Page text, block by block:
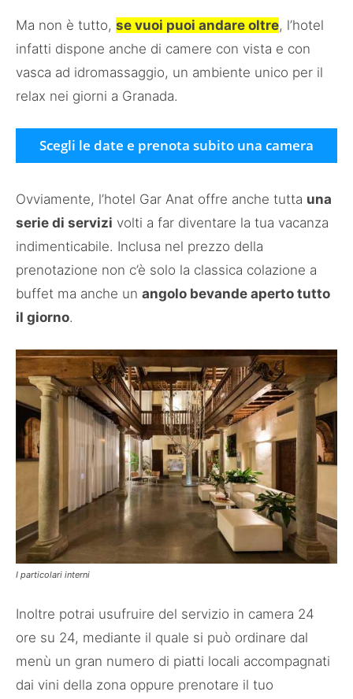
Ma non è tutto, se vuoi puoi andare oltre, l’hotel
infatti dispone anche di camere con vista e con
vasca ad idromassaggio, un ambiente unico per il
relax nei giorni a Granada.
Scegli le date e prenota subito una camera
Ovviamente, l’hotel Gar Anat offre anche tutta una
serie di servizi volti a far diventare la tua vacanza
indimenticabile. Inclusa nel prezzo della
prenotazione non c’è solo la classica colazione a
buffet ma anche un angolo bevande aperto tutto
il giorno.
I particolari interni
Inoltre potrai usufruire del servizio in camera 24
ore su 24, mediante il quale si può ordinare dal
menù un gran numero di piatti locali accompagnati
dai vini della zona oppure prenotare il tuo